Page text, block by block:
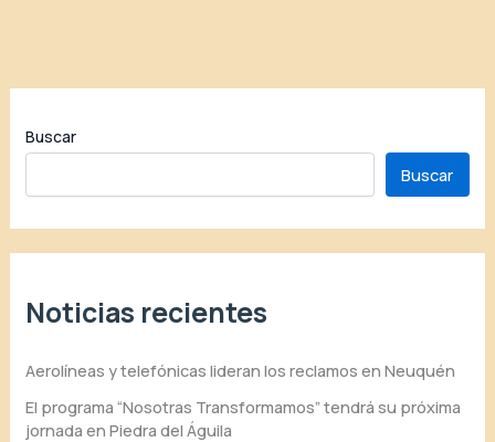
Buscar
Buscar
Noticias recientes
Aerolíneas y telefónicas lideran los reclamos en Neuquén
El programa “Nosotras Transformamos” tendrá su próxima
jornada en Piedra del Águila